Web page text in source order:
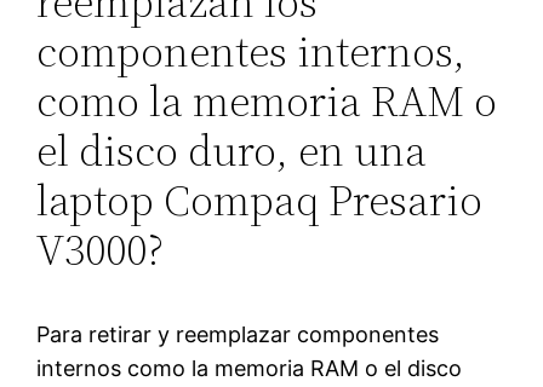
componentes internos,
como la memoria RAM o
el disco duro, en una
laptop Compaq Presario
V3000?
Para retirar y reemplazar componentes
internos como la memoria RAM o el disco